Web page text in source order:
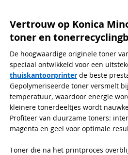
Vertrouw op Konica
toner en
De hoogwaardige originele toner
speciaal ontwikkeld voor een
thuiskantoorprinter de beste
Gepolymeriseerde toner versmelt
temperatuur, waardoor energie
kleinere tonerdeeltjes wordt
Profiteer van duurzame toners:
magenta en geel voor optimale
Toner die na het printproces